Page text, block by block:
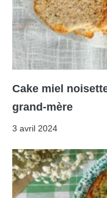
Cake miel
grand-mère
3 avril 2024